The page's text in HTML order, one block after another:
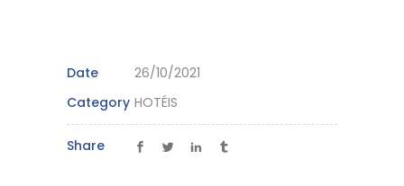
Date
26/10/2021
Category HOTÉIS
Share